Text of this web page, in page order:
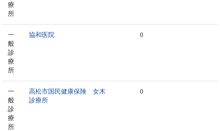
療
所
一
般
診
療
所
協和医院 0
一
般
診
療
所
高松市国民健康保険 女木
診療所
0